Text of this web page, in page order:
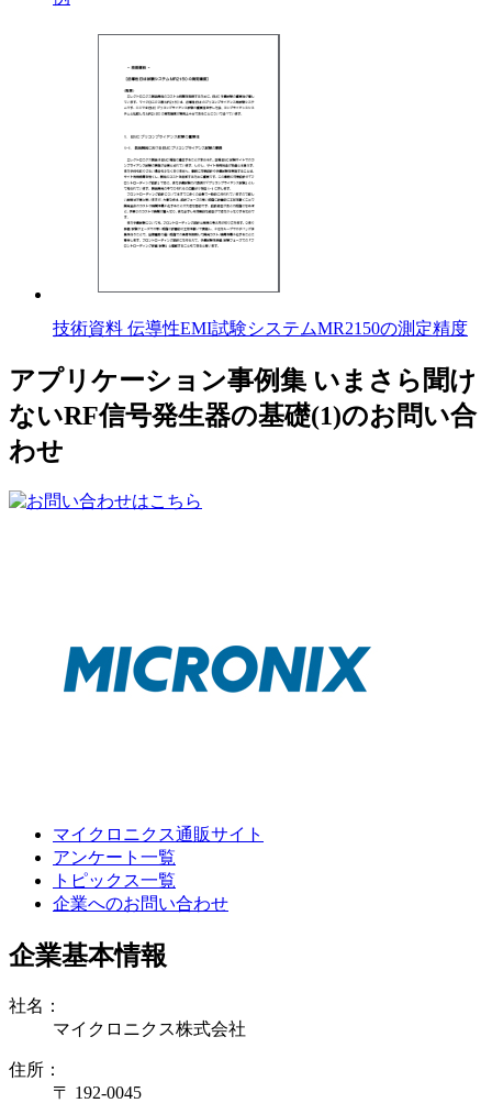
技術資料 伝導性EMI試験システムMR2150の測定精度
アプリケーション事例集 いまさら聞け
ないRF信号発生器の基礎(1)のお問い合
わせ
マイクロニクス通販サイト
アンケート一覧
トピックス一覧
企業へのお問い合わせ
企業基本情報
社名：
マイクロニクス株式会社
住所：
〒 192-0045